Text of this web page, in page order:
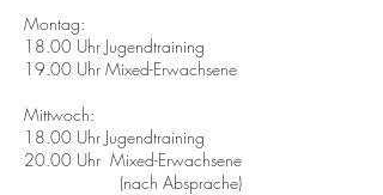
Montag:
18.00 Uhr Jugendtraining
19.00 Uhr Mixed-Erwachsene
Mittwoch:
18.00 Uhr Jugendtraining
20.00 Uhr Mixed-Erwachsene
(nach Absprache)